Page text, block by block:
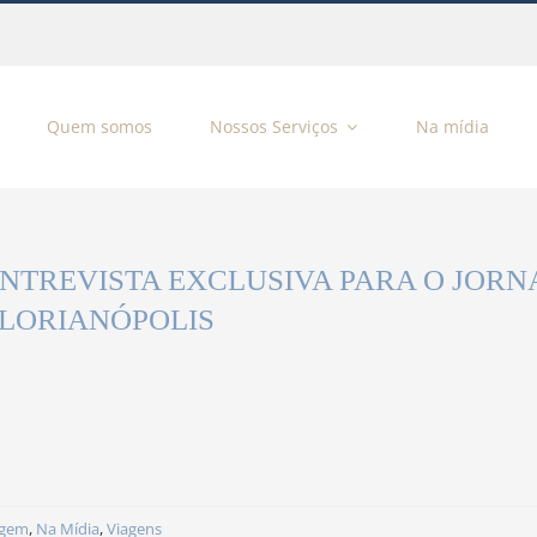
Quem somos Nossos Serviços Na mídia
EXCLUSIVA PARA O
, Na Mídia,Viagens